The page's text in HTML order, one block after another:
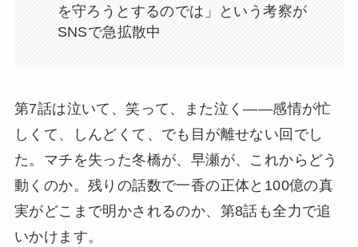
を守ろうとするのでは」という考察が
SNSで急拡散中
第7話は泣いて、笑って、また泣く——感情が忙
しくて、しんどくて、でも目が離せない回でし
た。マチを失った冬橋が、早瀬が、これからどう
動くのか。残りの話数で一香の正体と100億の真
実がどこまで明かされるのか、第8話も全力で追
いかけます。